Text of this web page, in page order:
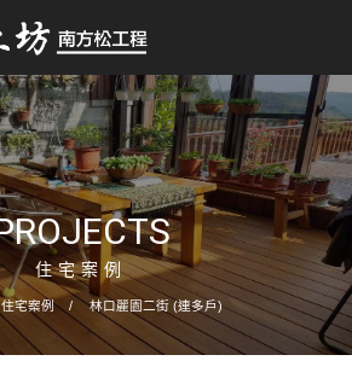
住宅案例
住宅案例 林口麗園二街 (連多戶)